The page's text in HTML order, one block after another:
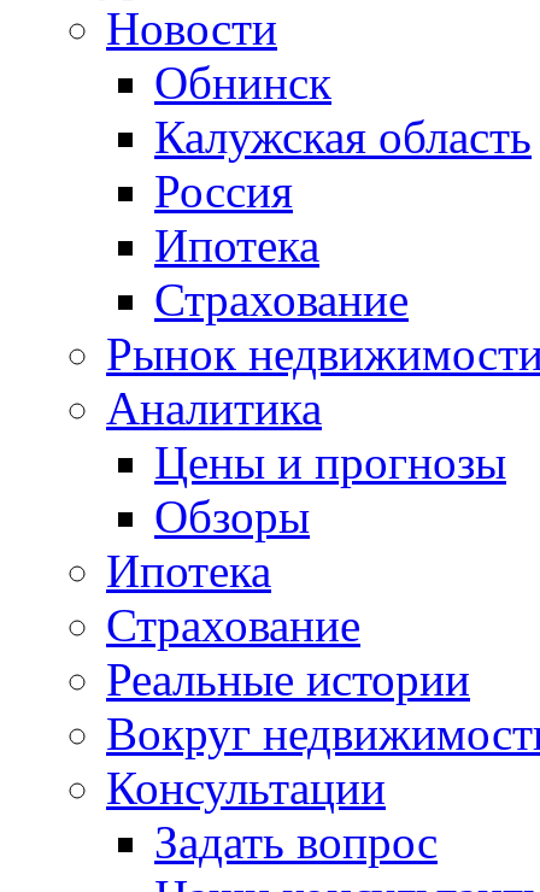
Новости
Обнинск
Калужская область
Россия
Ипотека
Страхование
Рынок
Аналитика
Цены и прогнозы
Обзоры
Ипотека
Страхование
Реальные истории
Вокруг
Консультации
Задать вопрос